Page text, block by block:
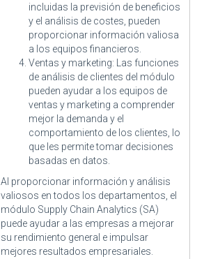
incluidas la previsión de beneficios
y el análisis de costes, pueden
proporcionar información valiosa
a los equipos financieros.
Ventas y marketing: Las funciones
de análisis de clientes del módulo
pueden ayudar a los equipos de
ventas y marketing a comprender
mejor la demanda y el
comportamiento de los clientes, lo
que les permite tomar decisiones
basadas en datos.
Al proporcionar información y análisis
valiosos en todos los departamentos, el
módulo Supply Chain Analytics (SA)
puede ayudar a las empresas a mejorar
su rendimiento general e impulsar
mejores resultados empresariales.